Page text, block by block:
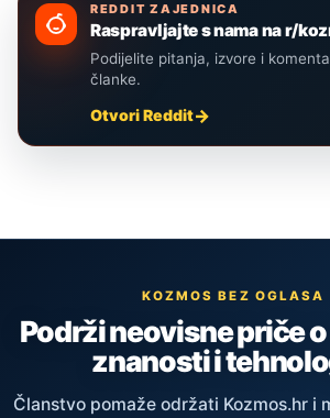
REDDIT ZAJEDNICA
Raspravljajte s nama na r/
Podijelite pitanja, izvore i
članke.
Otvori Reddit
KOZMOS BEZ OGLASA
Podrži neovisne priče
znanosti i
Članstvo pomaže održati Kozmos.hr i